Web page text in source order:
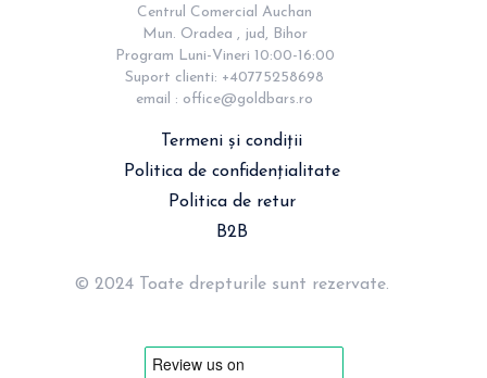
Centrul Comercial Auchan
Mun. Oradea , jud, Bihor
Program Luni-Vineri 10:00-16:00
Suport clienti: +40775258698
email : office@goldbars.ro
Termeni și condiții
Politica de confidențialitate
Politica de retur
B2B
© 2024 Toate drepturile sunt rezervate.